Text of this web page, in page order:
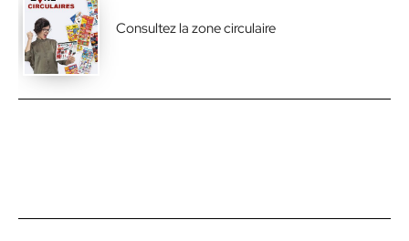
Consultez la zone circulaire